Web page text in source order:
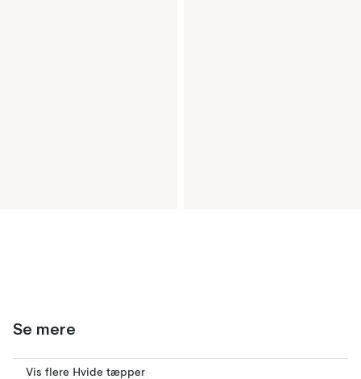
Se mere
Vis flere Hvide tæpper